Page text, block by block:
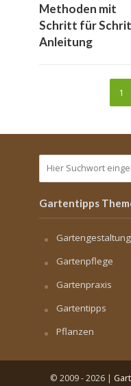
Methoden mit
Schritt für
Anleitung
1
Gartentipps
Gartengestaltung
Gartenpflege
Gartenpraxis
Gartentipps
Pflanzen
© 2009 - 2026 |